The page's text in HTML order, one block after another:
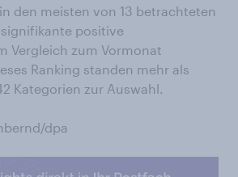
den meisten von 13 betrachteten
positive
Vergleich zum Vormonat
Ranking standen mehr als
Kategorien zur Auswahl.
dpa